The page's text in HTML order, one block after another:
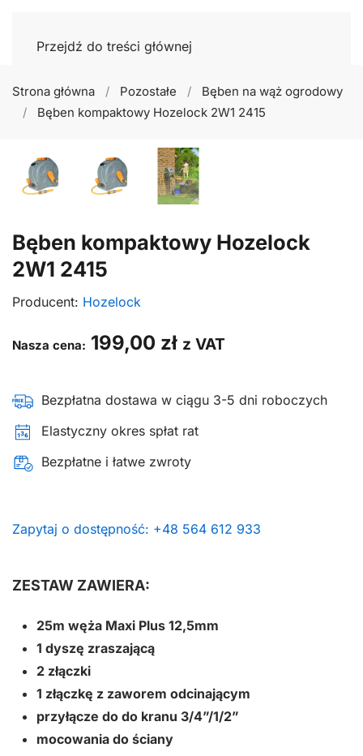
Przejdź do treści głównej
Strona główna Pozostałe
Bęben na wąż ogrodowy
Bęben kompaktowy Hozelock 2W1 2415
Bęben kompaktowy Hozelock
2W1 2415
Producent: Hozelock
Nasza cena: 199,00 zł z VAT
Bezpłatna dostawa w ciągu 3-5 dni roboczych
Elastyczny okres spłat rat
Bezpłatne i łatwe zwroty
Zapytaj o dostępność: +48 564 612 933
ZESTAW ZAWIERA:
25m węża Maxi Plus 12,5mm
1 dyszę zraszającą
2 złączki
1 złączkę z zaworem odcinającym
przyłącze do do kranu 3/4”/1/2”
mocowania do ściany